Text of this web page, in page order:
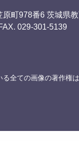
原町978番6 茨城県
029-301-5139
全ての画像の著作権